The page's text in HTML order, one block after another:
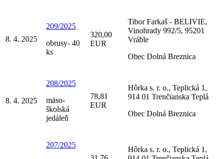
8. 4. 2025
209/2025
obrusy- 40
ks
320,00
EUR
Tibor Farkaš - BELIVIE,
Vinohrady 992/5, 95201
Vráble
Obec Dolná Breznica
8. 4. 2025
208/2025
mäso-
školská
jedáleň
78,81
EUR
Hôrka s. r. o., Teplická 1,
914 01 Trenčianska Teplá
Obec Dolná Breznica
207/2025
Hôrka s. r. o., Teplická 1,